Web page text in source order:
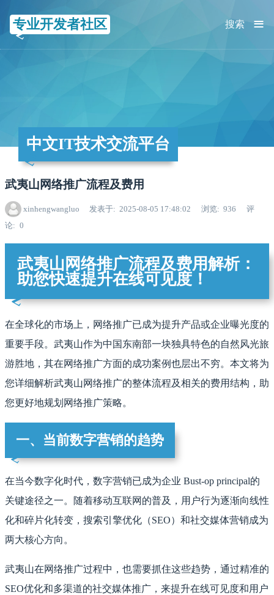
专业开发者社区 ≡
搜索
中文IT技术交流平台
武夷山网络推广流程及费用
xinhengwangluo 发表于 2025-08-05 17:48:02 浏览 936
评
论
0
武夷山网络推广流程及费用解析：
助您快速提升在线可见度！
在全球化的市场上，网络推广已成为提升产品或企业曝光度的
重要手段。武夷山作为中国东南部一块独具特色的自然风光旅
游胜地，其在网络推广方面的成功案例也层出不穷。本文将为
您详细解析武夷山网络推广的整体流程及相关的费用结构，助
您更好地规划网络推广策略。
一、当前数字营销的趋势
在当今数字化时代，数字营销已成为企业 Bust-op principal的
关键途径之一。随着移动互联网的普及，用户行为逐渐向线性
化和碎片化转变，搜索引擎优化（SEO）和社交媒体营销成为
两大核心方向。
武夷山在网络推广过程中，也需要抓住这些趋势，通过精准的
SEO优化和多渠道的社交媒体推广，来提升在线可见度和用户